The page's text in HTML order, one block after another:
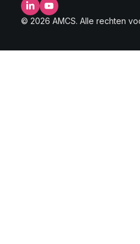
LinkedInYouTube
© 2026 AMCS. Alle rechten